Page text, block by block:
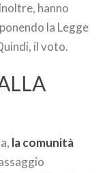
hanno
la Legge
il voto.
la comunità